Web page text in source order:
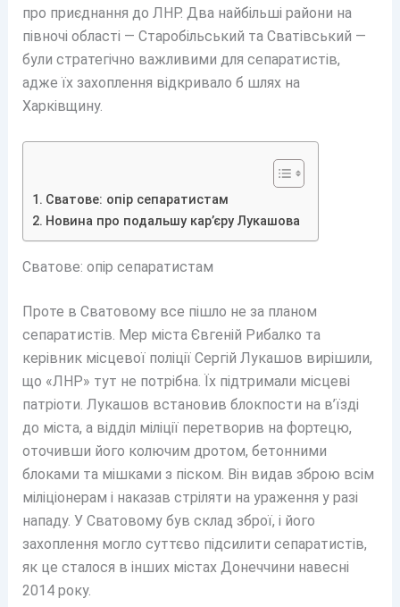
про приєднання до ЛНР. Два найбільші райони на
півночі області — Старобільський та Сватівський —
були стратегічно важливими для сепаратистів,
адже їх захоплення відкривало б шлях на
Харківщину.
Сватове: опір сепаратистам
Новина про подальшу кар’єру Лукашова
Сватове: опір сепаратистам
Проте в Сватовому все пішло не за планом
сепаратистів. Мер міста Євгеній Рибалко та
керівник місцевої поліції Сергій Лукашов вирішили,
що «ЛНР» тут не потрібна. Їх підтримали місцеві
патріоти. Лукашов встановив блокпости на в’їзді
до міста, а відділ міліції перетворив на фортецю,
оточивши його колючим дротом, бетонними
блоками та мішками з піском. Він видав зброю всім
міліціонерам і наказав стріляти на ураження у разі
нападу. У Сватовому був склад зброї, і його
захоплення могло суттєво підсилити сепаратистів,
як це сталося в інших містах Донеччини навесні
2014 року.